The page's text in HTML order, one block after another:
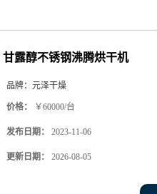
甘露醇不锈钢沸腾烘干机
品牌： 元泽干燥
价格： ￥60000/台
发布日期： 2023-11-06
更新日期： 2026-08-05